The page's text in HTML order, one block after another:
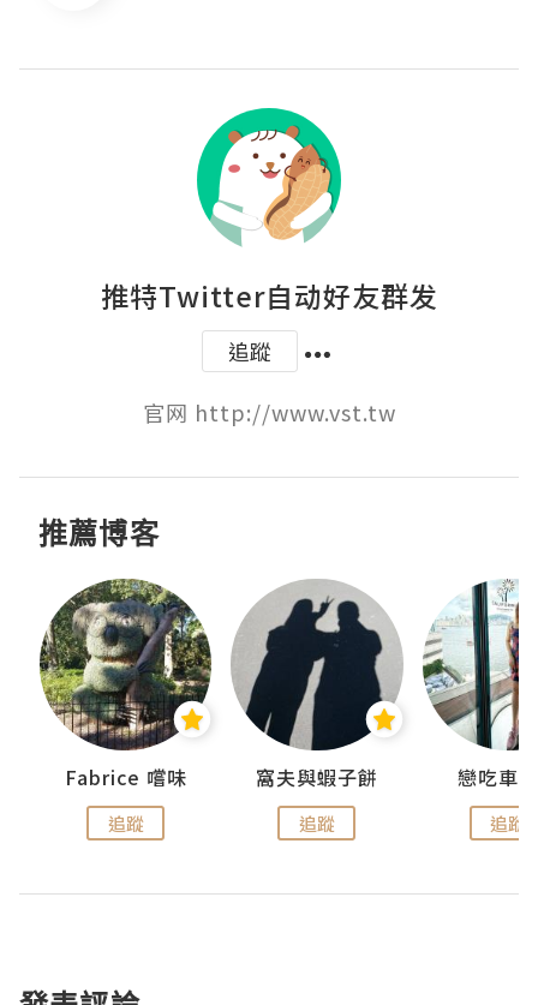
推特Twitter自动好友群发
追蹤
官网 http://www.vst.tw
推薦博客
Fabrice 嚐味
追蹤
窩夫與蝦子餅
追蹤
戀吃車
追蹤